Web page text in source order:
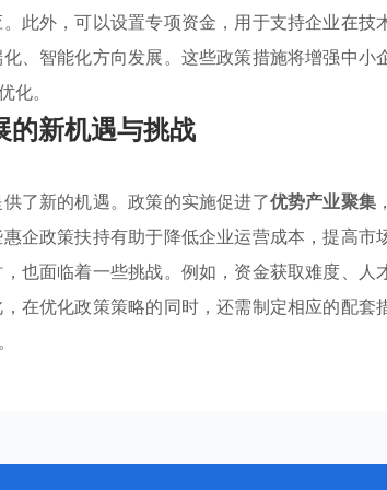
此外，可以设置专项资金，用于支持企业在技
、智能化方向发展。这些政策措施将增强中小
。
的新机遇与挑战
了新的机遇。政策的实施促进了优势产业聚集 ，
企政策扶持有助于降低企业运营成本，提高市
也面临着一些挑战。例如，资金获取难度、人
在优化政策策略的同时，还需制定相应的配套